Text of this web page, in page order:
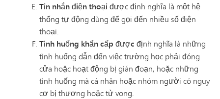
Tin nhắn điện thoại được định nghĩa là một hệ
thống tự động dùng để gọi đến nhiều số điện
thoại.
Tình huống khẩn cấp được định nghĩa là những
tình huống dẫn đến việc trường học phải đóng
cửa hoặc hoạt động bị gián đoạn, hoặc những
tình huống mà cá nhân hoặc nhóm người có nguy
cơ bị thương hoặc tử vong.